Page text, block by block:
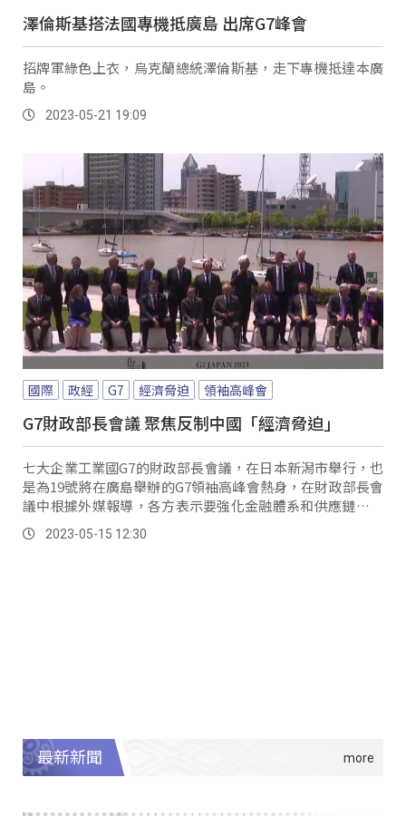
澤倫斯基搭法國專機抵廣島 出席G7峰會
招牌軍綠色上衣，烏克蘭總統澤倫斯基，走下專機抵達本廣
島。
2023-05-21 19:09
國際 政經 G7 經濟脅迫 領袖高峰會
G7財政部長會議 聚焦反制中國「經濟脅迫」
七大企業工業國G7的財政部長會議，在日本新潟市舉行，也
是為19號將在廣島舉辦的G7領袖高峰會熱身，在財政部長會
議中根據外媒報導，各方表示要強化金融體系和供應鏈，改
變對中國的依賴，消息一出也讓中國氣得跳腳喊冤，批評美
國和G7才是國際規則的破壞者。
2023-05-15 12:30
最新新聞